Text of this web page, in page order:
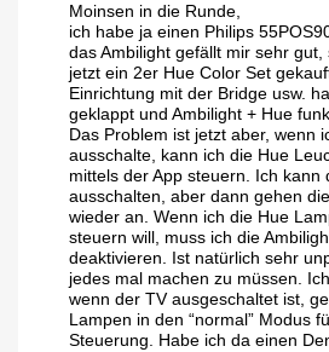
Moinsen in die Runde,
ich habe ja einen Philips
das Ambilight gefällt mir sehr gut,
jetzt ein 2er Hue Color Set
Einrichtung mit der Bridge usw.
geklappt und Ambilight + Hue
Das Problem ist jetzt aber, wenn
ausschalte, kann ich die Hue
mittels der App steuern. Ich kann
ausschalten, aber dann gehen
wieder an. Wenn ich die Hue
steuern will, muss ich die
deaktivieren. Ist natürlich sehr
jedes mal machen zu müssen.
wenn der TV ausgeschaltet ist,
Lampen in den “normal” Modus
Steuerung. Habe ich da einen